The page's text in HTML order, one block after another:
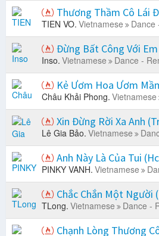
Thương Thầm Cô Lái
TIEN VO. Vietnamese Dance
Đừng Bất Công Với
Inso. Vietnamese Dance -
Kẻ Ươm Hoa Ươm
Châu Khải Phong. Vietnamese
Xin Đừng Rời Xa Anh
Lê Gia Bảo. Vietnamese
Anh Này Là Của Tui
PINKY VANH. Vietnamese
Chắc Chắn Một Người
TLong. Vietnamese Dance -
Chạnh Lòng Thương